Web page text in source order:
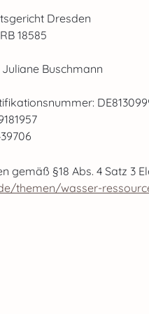
Dresden
18585
Buschmann
gemäß §18 Abs. 4 Satz 3
themen/wasser-